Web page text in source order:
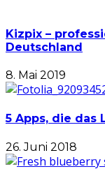
Kizpix –
Deutschland
8. Mai 2019
5 Apps, die das
26. Juni 2018